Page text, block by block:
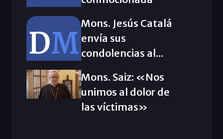
Mons. Jesús Catalá
envía sus
condolencias al...
Mons. Saiz: «Nos
unimos al dolor de
las víctimas»